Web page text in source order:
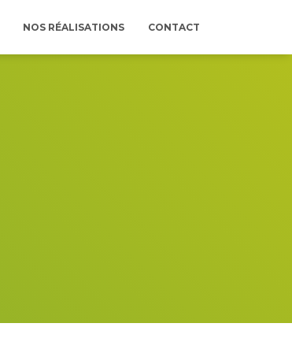
NOS RÉALISATIONS CONTACT